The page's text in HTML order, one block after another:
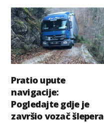
Pratio upute
navigacije:
Pogledajte gdje je
završio vozač šlepera